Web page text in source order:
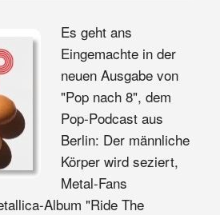
Es geht ans
Eingemachte in der
neuen Ausgabe von
"Pop nach 8", dem
Pop-Podcast aus
Berlin: Der männliche
Körper wird seziert,
Metal-Fans
Album "Ride The